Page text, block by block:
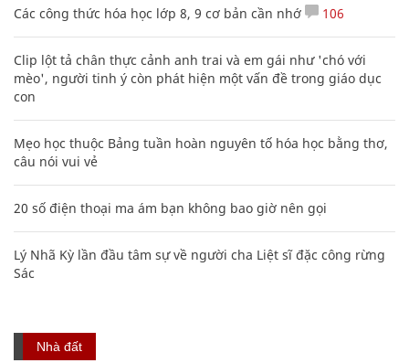
Các công thức hóa học lớp 8, 9 cơ bản cần nhớ 106
Clip lột tả chân thực cảnh anh trai và em gái như 'chó với
mèo', người tinh ý còn phát hiện một vấn đề trong giáo dục
con
Mẹo học thuộc Bảng tuần hoàn nguyên tố hóa học bằng thơ,
câu nói vui vẻ
20 số điện thoại ma ám bạn không bao giờ nên gọi
Lý Nhã Kỳ lần đầu tâm sự về người cha Liệt sĩ đặc công rừng
Sác
Nhà đất